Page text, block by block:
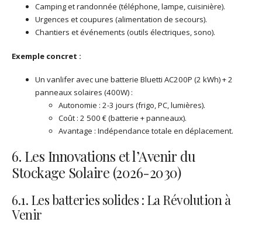
Camping et randonnée (téléphone, lampe, cuisinière).
Urgences et coupures (alimentation de secours).
Chantiers et événements (outils électriques, sono).
Exemple concret :
Un vanlifer avec une batterie Bluetti AC200P (2 kWh) + 2
panneaux solaires (400W) :
Autonomie : 2-3 jours (frigo, PC, lumières).
Coût : 2 500 € (batterie + panneaux).
Avantage : Indépendance totale en déplacement.
6. Les Innovations et l’Avenir du
Stockage Solaire (2026-2030)
6.1. Les batteries solides : La Révolution à
Venir